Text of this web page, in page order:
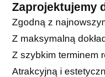
Zaprojektujemy
Zgodną z
Z maksymalną
Z szybkim terminem
Atrakcyjną i